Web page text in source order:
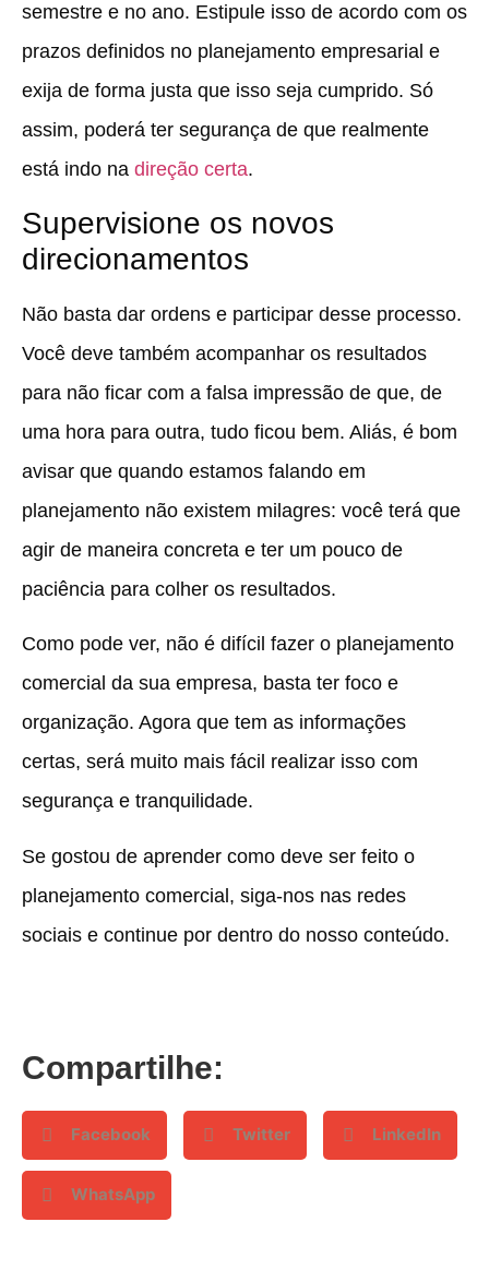
semestre e no ano. Estipule isso de acordo com os
prazos definidos no planejamento empresarial e
exija de forma justa que isso seja cumprido. Só
assim, poderá ter segurança de que realmente
está indo na direção certa.
Supervisione os novos
direcionamentos
Não basta dar ordens e participar desse processo.
Você deve também acompanhar os resultados
para não ficar com a falsa impressão de que, de
uma hora para outra, tudo ficou bem. Aliás, é bom
avisar que quando estamos falando em
planejamento não existem milagres: você terá que
agir de maneira concreta e ter um pouco de
paciência para colher os resultados.
Como pode ver, não é difícil fazer o planejamento
comercial da sua empresa, basta ter foco e
organização. Agora que tem as informações
certas, será muito mais fácil realizar isso com
segurança e tranquilidade.
Se gostou de aprender como deve ser feito o
planejamento comercial, siga-nos nas redes
sociais e continue por dentro do nosso conteúdo.
Compartilhe:
Facebook Twitter LinkedIn
WhatsApp